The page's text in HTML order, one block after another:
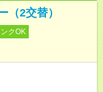
（2交替）
クOK